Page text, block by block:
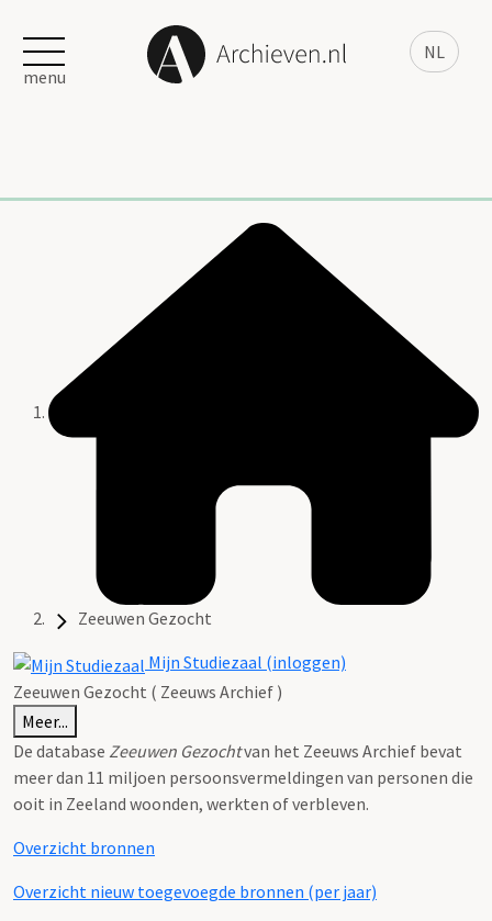
NL
menu
Zeeuwen Gezocht
Mijn Studiezaal (inloggen)
Zeeuwen Gezocht ( Zeeuws Archief )
Meer...
De database Zeeuwen Gezochtvan het Zeeuws Archief bevat
meer dan 11 miljoen persoonsvermeldingen van personen die
ooit in Zeeland woonden, werkten of verbleven.
Overzicht bronnen
Overzicht nieuw toegevoegde bronnen (per jaar)